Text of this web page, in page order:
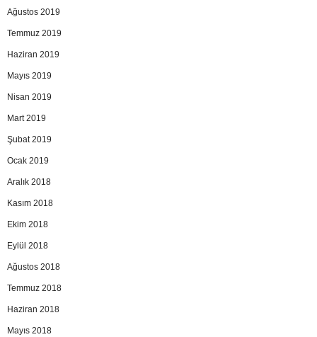
Ağustos 2019
Temmuz 2019
Haziran 2019
Mayıs 2019
Nisan 2019
Mart 2019
Şubat 2019
Ocak 2019
Aralık 2018
Kasım 2018
Ekim 2018
Eylül 2018
Ağustos 2018
Temmuz 2018
Haziran 2018
Mayıs 2018